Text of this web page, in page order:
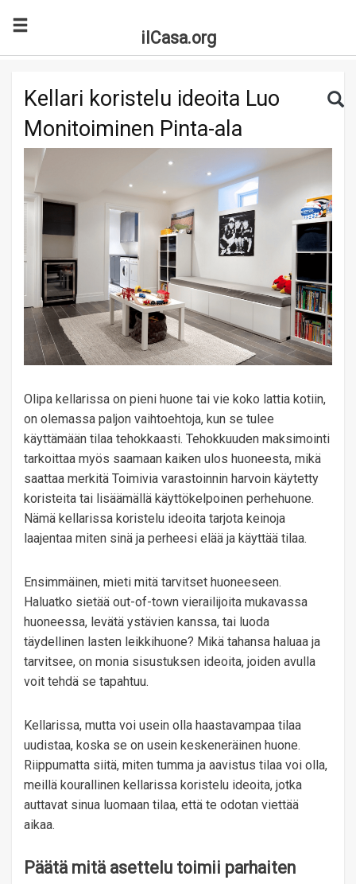
ilCasa.org
Search for:
Kellari koristelu ideoita Luo
Monitoiminen Pinta-ala
Olipa kellarissa on pieni huone tai vie koko lattia kotiin,
on olemassa paljon vaihtoehtoja, kun se tulee
käyttämään tilaa tehokkaasti. Tehokkuuden maksimointi
tarkoittaa myös saamaan kaiken ulos huoneesta, mikä
saattaa merkitä Toimivia varastoinnin harvoin käytetty
koristeita tai lisäämällä käyttökelpoinen perhehuone.
Nämä kellarissa koristelu ideoita tarjota keinoja
laajentaa miten sinä ja perheesi elää ja käyttää tilaa.
Ensimmäinen, mieti mitä tarvitset huoneeseen.
Haluatko sietää out-of-town vierailijoita mukavassa
huoneessa, levätä ystävien kanssa, tai luoda
täydellinen lasten leikkihuone? Mikä tahansa haluaa ja
tarvitsee, on monia sisustuksen ideoita, joiden avulla
voit tehdä se tapahtuu.
Kellarissa, mutta voi usein olla haastavampaa tilaa
uudistaa, koska se on usein keskeneräinen huone.
Riippumatta siitä, miten tumma ja aavistus tilaa voi olla,
meillä kourallinen kellarissa koristelu ideoita, jotka
auttavat sinua luomaan tilaa, että te odotan viettää
aikaa.
Päätä mitä asettelu toimii parhaiten